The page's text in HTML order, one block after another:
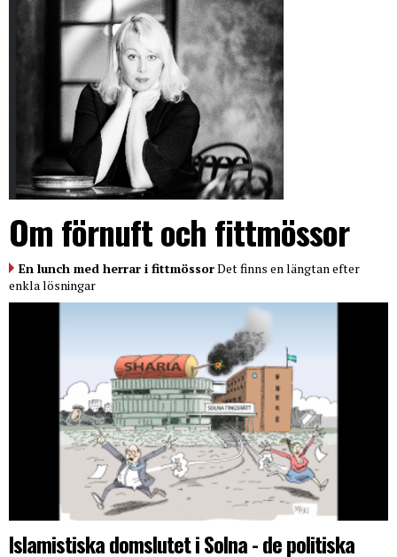
Om förnuft och fittmössor
En lunch med herrar i fittmössorDet finns en längtan efter
enkla lösningar
Islamistiska domslutet i Solna - de politiska